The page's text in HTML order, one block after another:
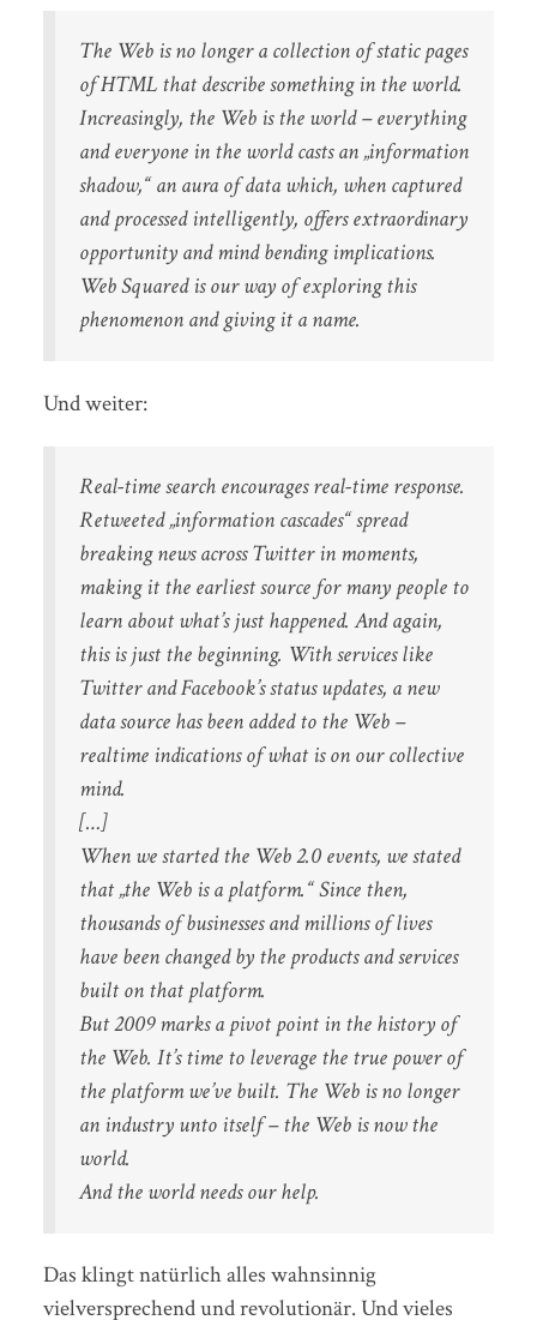
The Web is no longer a collection of static pages
of HTML that describe something in the world.
Increasingly, the Web is the world – everything
and everyone in the world casts an „information
shadow,“ an aura of data which, when captured
and processed intelligently, offers extraordinary
opportunity and mind bending implications.
Web Squared is our way of exploring this
phenomenon and giving it a name.
Und weiter:
Real-time search encourages real-time response.
Retweeted „information cascades“ spread
breaking news across Twitter in moments,
making it the earliest source for many people to
learn about what’s just happened. And again,
this is just the beginning. With services like
Twitter and Facebook’s status updates, a new
data source has been added to the Web –
realtime indications of what is on our collective
mind.
[…]
When we started the Web 2.0 events, we stated
that „the Web is a platform.“ Since then,
thousands of businesses and millions of lives
have been changed by the products and services
built on that platform.
But 2009 marks a pivot point in the history of
the Web. It’s time to leverage the true power of
the platform we’ve built. The Web is no longer
an industry unto itself – the Web is now the
world.
And the world needs our help.
Das klingt natürlich alles wahnsinnig
vielversprechend und revolutionär. Und vieles